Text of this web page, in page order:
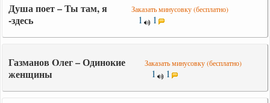
Душа поет – Ты там, я
-здесь
Заказать минусовку (бесплатно)
1 1
Газманов Oлег – Одинокие
женщины
Заказать минусовку (бесплатно)
1 1